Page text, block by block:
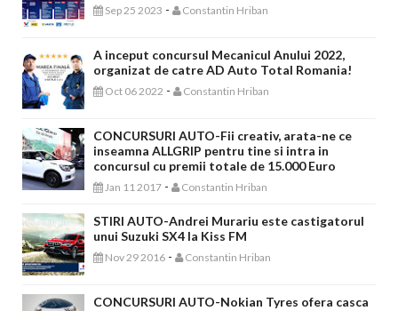
Sep 25 2023 - Constantin Hriban
A inceput concursul Mecanicul Anului 2022,
organizat de catre AD Auto Total Romania!
Oct 06 2022 - Constantin Hriban
CONCURSURI AUTO-Fii creativ, arata-ne ce
inseamna ALLGRIP pentru tine si intra in
concursul cu premii totale de 15.000 Euro
Jan 11 2017 - Constantin Hriban
STIRI AUTO-Andrei Murariu este castigatorul
unui Suzuki SX4 la Kiss FM
Nov 29 2016 - Constantin Hriban
CONCURSURI AUTO-Nokian Tyres ofera casca